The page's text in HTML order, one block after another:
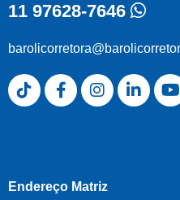
11 97628-7646
Endereço Matriz